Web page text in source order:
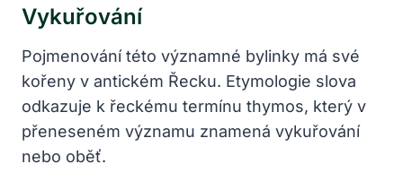
Vykuřování
Pojmenování této významné bylinky má své
kořeny v antickém Řecku. Etymologie slova
odkazuje k řeckému termínu thymos, který v
přeneseném významu znamená vykuřování
nebo oběť.